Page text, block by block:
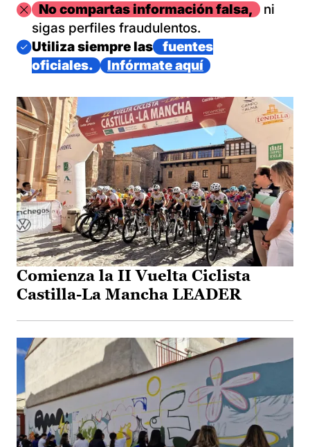
ImagenNo compartas información falsa,
ni
sigas perfiles fraudulentos.
Imagen
Utiliza siempre las
fuentes
oficiales.
Infórmate aquí
Comienza la II Vuelta Ciclista
Castilla-La Mancha LEADER